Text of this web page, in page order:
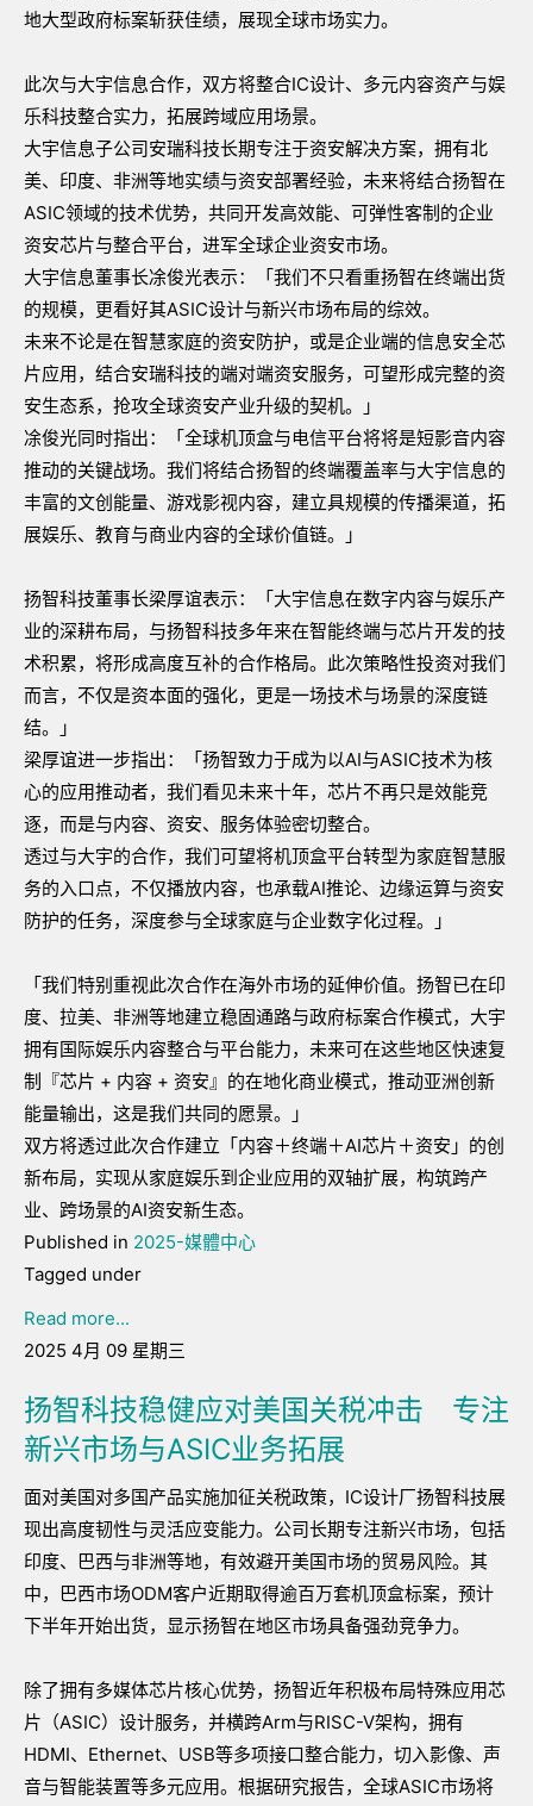
地大型政府标案斩获佳绩，展现全球市场实力。
此次与大宇信息合作，双方将整合IC设计、多元内容资产与娱
乐科技整合实力，拓展跨域应用场景。
大宇信息子公司安瑞科技长期专注于资安解决方案，拥有北
美、印度、非洲等地实绩与资安部署经验，未来将结合扬智在
ASIC领域的技术优势，共同开发高效能、可弹性客制的企业
资安芯片与整合平台，进军全球企业资安市场。
大宇信息董事长凃俊光表示：「我们不只看重扬智在终端出货
的规模，更看好其ASIC设计与新兴市场布局的综效。
未来不论是在智慧家庭的资安防护，或是企业端的信息安全芯
片应用，结合安瑞科技的端对端资安服务，可望形成完整的资
安生态系，抢攻全球资安产业升级的契机。」
凃俊光同时指出：「全球机顶盒与电信平台将将是短影音内容
推动的关键战场。我们将结合扬智的终端覆盖率与大宇信息的
丰富的文创能量、游戏影视内容，建立具规模的传播渠道，拓
展娱乐、教育与商业内容的全球价值链。」
扬智科技董事长梁厚谊表示：「大宇信息在数字内容与娱乐产
业的深耕布局，与扬智科技多年来在智能终端与芯片开发的技
术积累，将形成高度互补的合作格局。此次策略性投资对我们
而言，不仅是资本面的强化，更是一场技术与场景的深度链
结。」
梁厚谊进一步指出：「扬智致力于成为以AI与ASIC技术为核
心的应用推动者，我们看见未来十年，芯片不再只是效能竞
逐，而是与内容、资安、服务体验密切整合。
透过与大宇的合作，我们可望将机顶盒平台转型为家庭智慧服
务的入口点，不仅播放内容，也承载AI推论、边缘运算与资安
防护的任务，深度参与全球家庭与企业数字化过程。」
「我们特别重视此次合作在海外市场的延伸价值。扬智已在印
度、拉美、非洲等地建立稳固通路与政府标案合作模式，大宇
拥有国际娱乐内容整合与平台能力，未来可在这些地区快速复
制『芯片 + 内容 + 资安』的在地化商业模式，推动亚洲创新
能量输出，这是我们共同的愿景。」
双方将透过此次合作建立「内容＋终端＋AI芯片＋资安」的创
新布局，实现从家庭娱乐到企业应用的双轴扩展，构筑跨产
业、跨场景的AI资安新生态。
Published in 2025-媒體中心
Tagged under
Read more...
2025 4月 09 星期三
扬智科技稳健应对美国关税冲击 专注
新兴市场与ASIC业务拓展
面对美国对多国产品实施加征关税政策，IC设计厂扬智科技展
现出高度韧性与灵活应变能力。公司长期专注新兴市场，包括
印度、巴西与非洲等地，有效避开美国市场的贸易风险。其
中，巴西市场ODM客户近期取得逾百万套机顶盒标案，预计
下半年开始出货，显示扬智在地区市场具备强劲竞争力。
除了拥有多媒体芯片核心优势，扬智近年积极布局特殊应用芯
片（ASIC）设计服务，并横跨Arm与RISC-V架构，拥有
HDMI、Ethernet、USB等多项接口整合能力，切入影像、声
音与智能装置等多元应用。根据研究报告，全球ASIC市场将